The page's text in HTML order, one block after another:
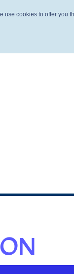
use cookies to offer you